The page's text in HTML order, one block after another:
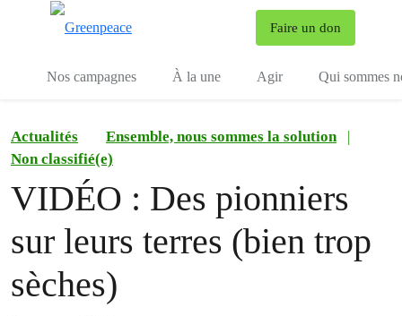
Faire un don
Nos campagnes À la une Agir Qui sommes
Actualités Ensemble, nous sommes la solution
|
Non classifié(e)
VIDÉO : Des pionniers
sur leurs terres (bien trop
sèches)